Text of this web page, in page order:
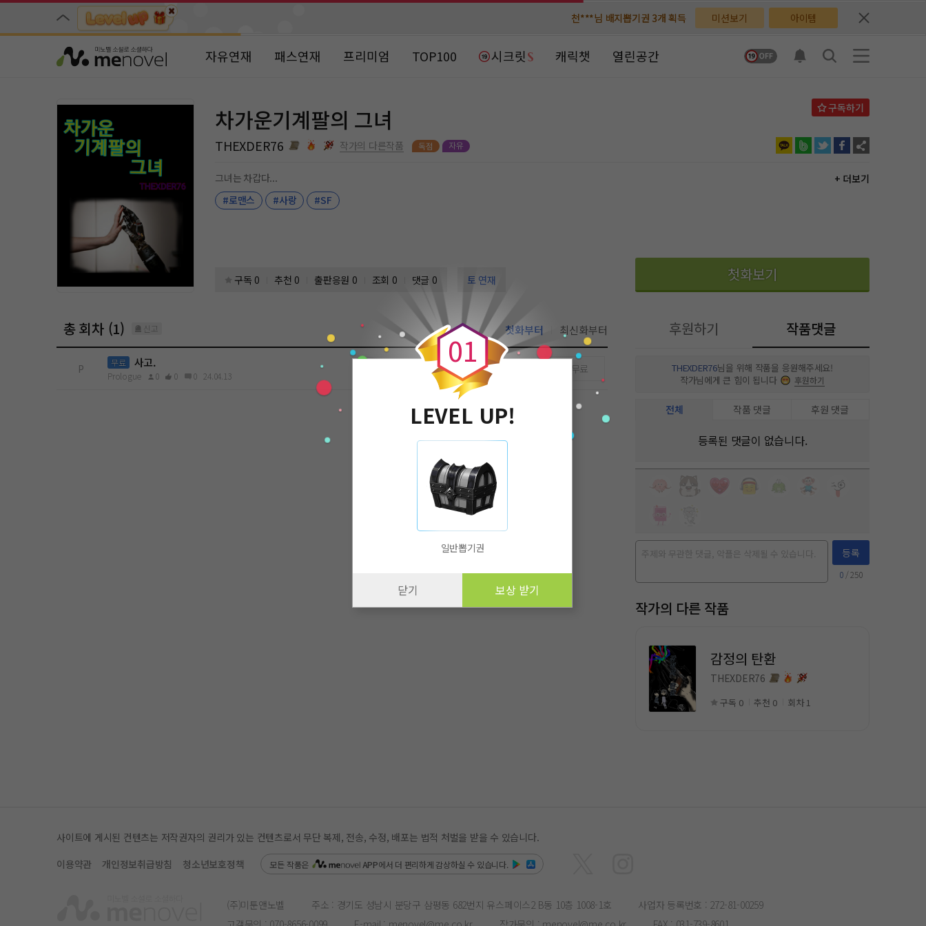
천***님 배지뽑기권 3개 획득
천***님 배지뽑기권 3개 획득
메**님 노벨패스 체험권 3일 획득
메**님 노벨패스 체험권 3일 획득
미션보기 아이템
자유연재 패스연재 프리미엄 TOP100 시크릿 캐릭챗 열린공간
차가운기계팔의 그녀
THEXDER76 작가의 다른작품
그녀는 차갑다...
+ 더보기
#로맨스
#사랑 #SF
구독 0 추천 0 출판응원 0 조회 0 댓글 0 토 연재 첫화보기
총 회차 (1) 신고 첫화부터 최신화부터
P 무료 사고.
Prologue 0 0 0 24.04.13
무료
후원하기 작품댓글
THEXDER76님을 위해 작품을 응원해주세요!
작가님에게 큰 힘이 됩니다
후원하기
전체 작품 댓글 후원 댓글
등록된 댓글이 없습니다.
등록
0 / 250
작가의 다른 작품
감정의 탄환
THEXDER76
구독 0 추천 0 회차 1
0
0
1
LEVEL UP!
일반뽑기권
닫기 보상 받기
사이트에 게시된 컨텐츠는 저작권자의 권리가 있는 컨텐츠로서 무단 복제, 전송, 수정, 배포는 법적 처벌을 받을 수 있습니다.
이용약관
개인정보취급방침 청소년보호정책 모든 작품은 APP에서 더 편리하게 감상하실 수 있습니다.
(주)미툰앤노벨 주소 : 경기도 성남시 분당구 삼평동 682번지 유스페이스2 B동 10층 1008-1호
사업자 등록번호 : 272-81-00259